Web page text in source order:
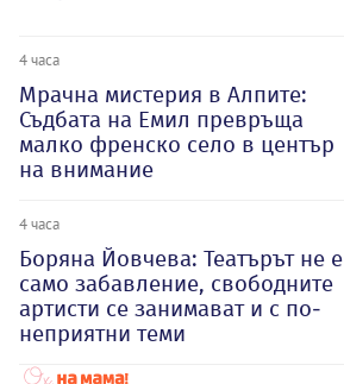
4 часа
Мрачна мистерия в Алпите:
Съдбата на Емил превръща
малко френско село в център
на внимание
4 часа
Боряна Йовчева: Театърът не е
само забавление, свободните
артисти се занимават и с по-
неприятни теми